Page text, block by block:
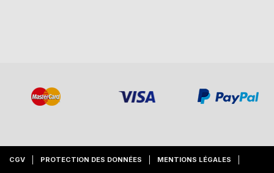
CGV PROTECTION DES DONNÉES MENTIONS LÉGALES